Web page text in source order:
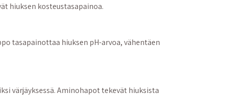
hiuksen kosteustasapainoa.
tasapainottaa hiuksen pH-arvoa, vähentäen
värjäyksessä. Aminohapot tekevät hiuksista